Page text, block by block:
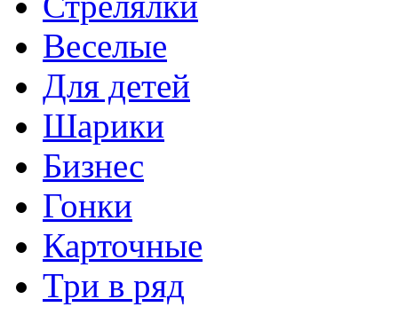
Веселые
Для детей
Шарики
Бизнес
Гонки
Карточные
Три в ряд